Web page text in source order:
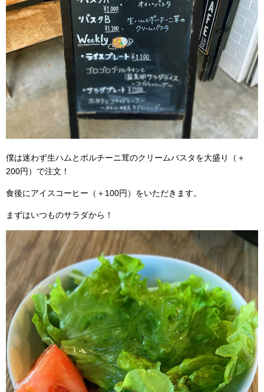
僕は迷わず生ハムとポルチーニ茸のクリームパスタを大盛り（＋
200円）で注文！
食後にアイスコーヒー（＋100円）をいただきます。
まずはいつものサラダから！